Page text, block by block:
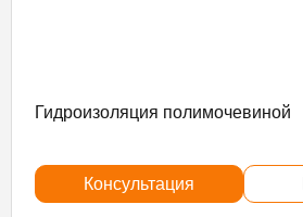
Гидроизоляция полимочевиной
Консультация